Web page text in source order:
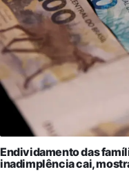
Endividamento das
inadimplência cai,